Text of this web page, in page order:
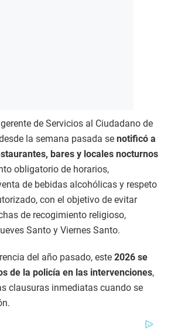
de Servicios al Ciudadano de
la semana pasada se notificó a
bares y locales nocturnos
obligatorio de horarios,
de bebidas alcohólicas y respeto
con el objetivo de evitar
de recogimiento religioso,
Santo y Viernes Santo.
del año pasado, este 2026 se
de la policía en las intervenciones,
clausuras inmediatas cuando se